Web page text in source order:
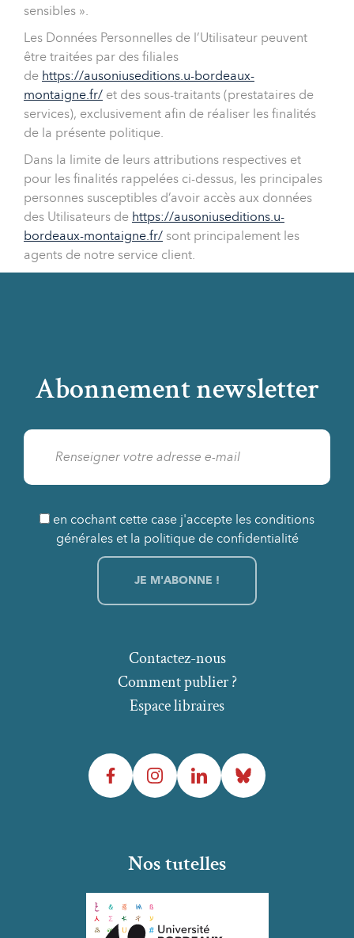
sensibles ».
Les Données Personnelles de l’Utilisateur peuvent
être traitées par des filiales
de https://ausoniuseditions.u-bordeaux-
montaigne.fr/ et des sous-traitants (prestataires de
services), exclusivement afin de réaliser les finalités
de la présente politique.
Dans la limite de leurs attributions respectives et
pour les finalités rappelées ci-dessus, les principales
personnes susceptibles d’avoir accès aux données
des Utilisateurs de https://ausoniuseditions.u-
bordeaux-montaigne.fr/ sont principalement les
agents de notre service client.
Abonnement newsletter
en cochant cette case j'accepte les conditions
générales et la politique de confidentialité
Comment publier ?
Espace libraires
Contactez-nous
FacebookInstagramLinkedInBluesky
Nos tutelles